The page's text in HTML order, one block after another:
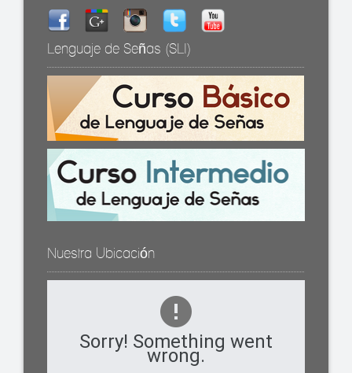
Lenguaje de Señas (SLI)
Nuestra Ubicación
Sorry! Something went
wrong.